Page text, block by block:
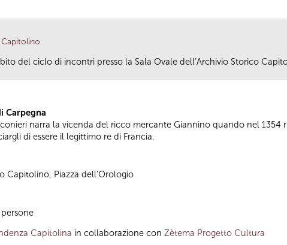
del ciclo di incontri presso la Sala Ovale dell’Archivio Storico
Carpegna
narra la vicenda del ricco mercante Giannino quando nel
di essere il legittimo re di Francia.
Capitolino, Piazza dell’Orologio
Capitolina in collaborazione con Zètema Progetto Cultura